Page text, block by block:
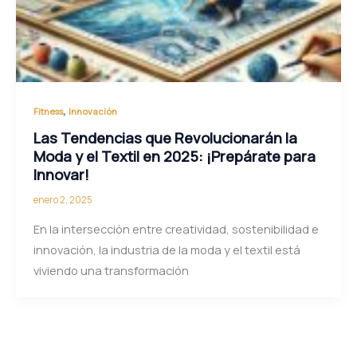
Fitness, Innovación
Las Tendencias que Revolucionarán la
Moda y el Textil en 2025: ¡Prepárate para
Innovar!
enero 2, 2025
En la intersección entre creatividad, sostenibilidad e
innovación, la industria de la moda y el textil está
viviendo una transformación